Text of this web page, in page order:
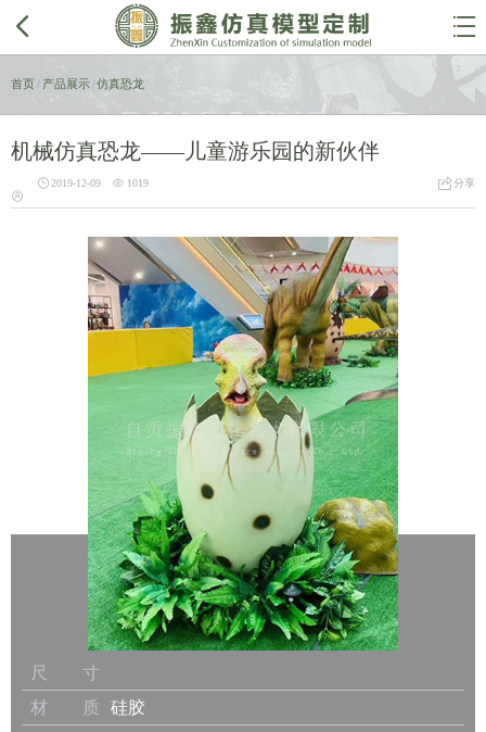
 
首页 产品展示/仿真恐龙
机械仿真恐龙——儿童游乐园的新伙伴

 2019-12-09  1019 分享
尺 寸
材 质
硅胶